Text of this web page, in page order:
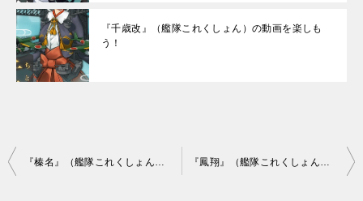
『千歳改』（艦隊これくしょん）の動画を楽しも
う！
投